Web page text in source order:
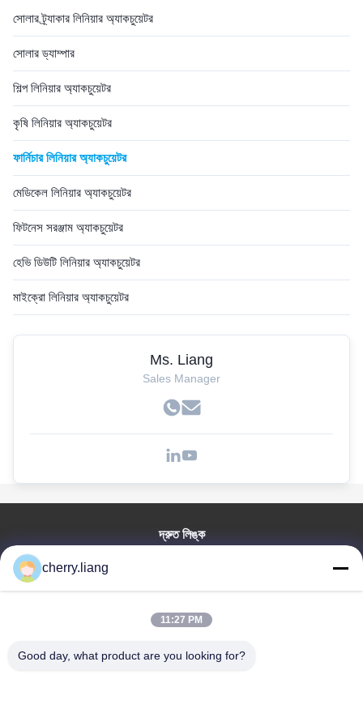
সোলার ট্র্যাকার লিনিয়ার অ্যাকচুয়েটর
সোলার ড্যাম্পার
শিল্প লিনিয়ার অ্যাকচুয়েটর
কৃষি লিনিয়ার অ্যাকচুয়েটর
ফার্নিচার লিনিয়ার অ্যাকচুয়েটর
মেডিকেল লিনিয়ার অ্যাকচুয়েটর
ফিটনেস সরঞ্জাম অ্যাকচুয়েটর
হেভি ডিউটি ​​লিনিয়ার অ্যাকচুয়েটর
মাইক্রো লিনিয়ার অ্যাকচুয়েটর
Ms. Liang
Sales Manager
দ্রুত লিঙ্ক
আমাদের সম্পর্কে
cherry.liang
11:27 PM
Good day, what product are you looking for?